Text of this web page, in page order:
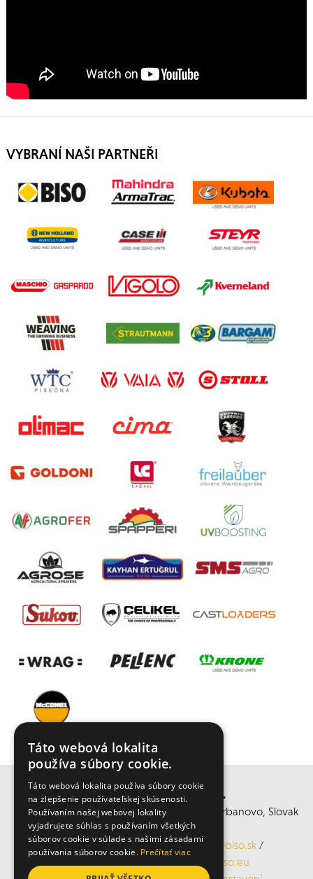
VYBRANÍ NAŠI PARTNEŘI
BISO SCHRATTENECKER s.r.o.
středisko Hurbanovo, Ul. 1. Mája, 947 01 Hurbanovo, Slovak
republic
Mobil: +421 902 944 273, Email:laca@biso.sk /
www.biso.eu
Táto webová lokalita
používa súbory cookie.
Táto webová lokalita používa súbory cookie
na zlepšenie používateľskej skúsenosti.
Používaním našej webovej lokality
vyjadrujete súhlas s používaním všetkých
súborov cookie v súlade s našimi zásadami
používania súborov cookie. Prečítať viac